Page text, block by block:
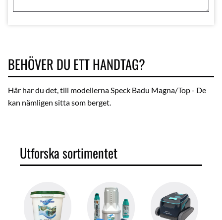
BEHÖVER DU ETT HANDTAG?
Här har du det, till modellerna Speck Badu Magna/Top - De
kan nämligen sitta som berget.
Utforska sortimentet